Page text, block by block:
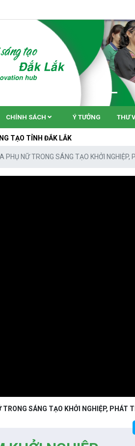
CHÍNH SÁCH Ý TƯỞNG THƯ
ĐẮK LẮK
PHỤ NỮ TRONG SÁNG TẠO KHỞI NGHIỆP,
TRONG SÁNG TẠO KHỞI NGHIỆP, PHÁT